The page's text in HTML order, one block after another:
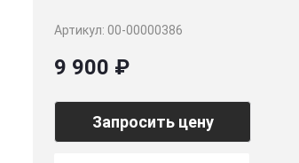
Артикул: 00-00000386
9 900 ₽
Запросить цену